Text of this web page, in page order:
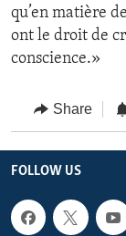
qu’en matière
ont le droit de
conscience.»
Share
FOLLOW US